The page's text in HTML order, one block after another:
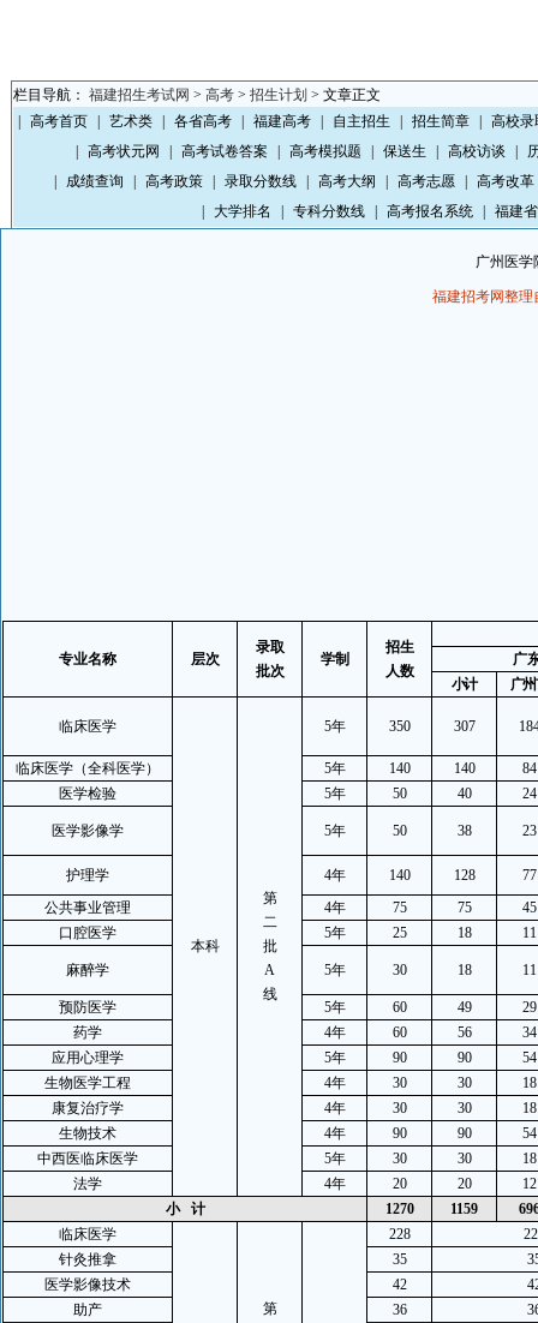
栏目导航： 福建招生考试网 > 高考 > 招生计划 > 文章正文
高考首页 艺术类 各省高考 福建高考 自主招生 招生简章
高校录
高考状元网 高考试卷答案 高考模拟题 保送生 高校访谈
成绩查询 高考政策 录取分数线 高考大纲 高考志愿
高考改革
大学排名 专科分数线 高考报名系统 福建
广州医学
福建招考网整
专业名称 层次
录取
批次
学制
招生
人数
广
小计
广
临床医学
本科
第
二
批
A
线
5年 350 307
临床医学（全科医学） 5年 140 140
84
医学检验
5年 50 40 24
医学影像学 5年 50 38 23
护理学 4年 140 128
77
公共事业管理
4年 75 75
45
口腔医学
5年 25 18 11
麻醉学 5年 30 18 11
预防医学 5年 60 49
29
药学
4年 60 56
34
应用心理学
5年 90 90
54
生物医学工程
4年 30 30
18
康复治疗学
4年 30 30
18
生物技术
4年 90 90
54
中西医临床医学
5年 30 30
18
法学
4年 20 20
12
小
计 1270 1159
临床医学
第
228
针灸推拿
35
医学影像技术
42
助产
36